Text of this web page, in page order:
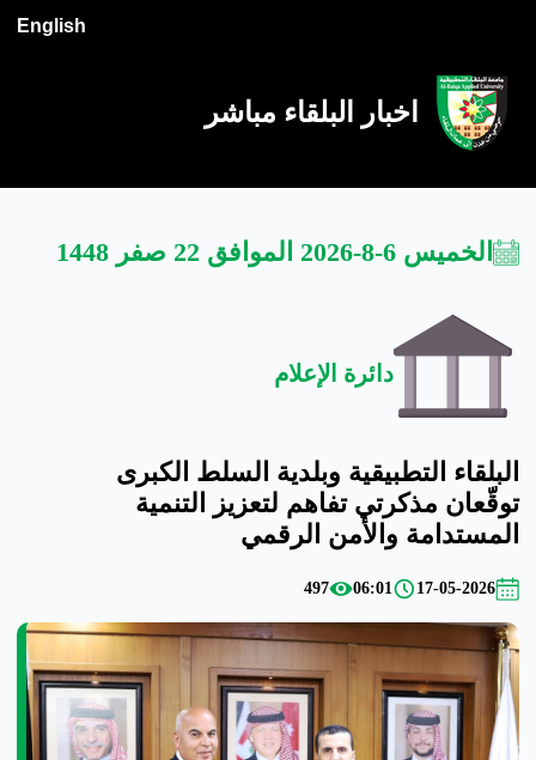
English
اخبار البلقاء مباشر
الخميس 6-8-2026 الموافق 22 صفر 1448
دائرة الإعلام
البلقاء التطبيقية وبلدية السلط الكبرى
توقّعان مذكرتي تفاهم لتعزيز التنمية
المستدامة والأمن الرقمي
17-05-2026
06:01
497